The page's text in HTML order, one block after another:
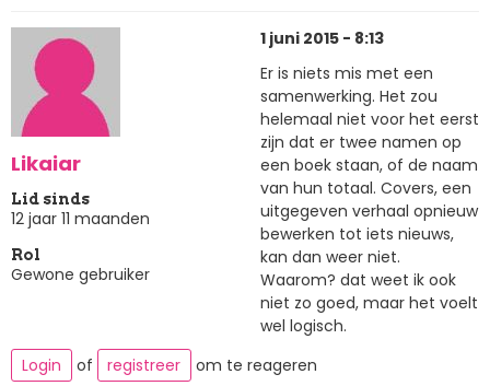
Likaiar
Lid sinds
12 jaar 11 maanden
Rol
Gewone gebruiker
1 juni 2015 - 8:13
Er is niets mis met een
samenwerking. Het zou
helemaal niet voor het eerst
zijn dat er twee namen op
een boek staan, of de naam
van hun totaal. Covers, een
uitgegeven verhaal opnieuw
bewerken tot iets nieuws,
kan dan weer niet.
Waarom? dat weet ik ook
niet zo goed, maar het voelt
wel logisch.
Login
of registreer om te reageren